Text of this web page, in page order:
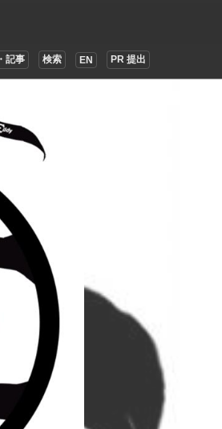
記事 検索 EN PR 提出